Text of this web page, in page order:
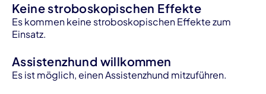
Keine stroboskopischen Effekte
Es kommen keine stroboskopischen Effekte zum
Einsatz.
Assistenzhund willkommen
Es ist möglich, einen Assistenzhund mitzuführen.